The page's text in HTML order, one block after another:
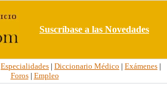
Suscríbase a las Novedades
Especialidades | Diccionario Médico | Exámenes |
Foros| Empleo